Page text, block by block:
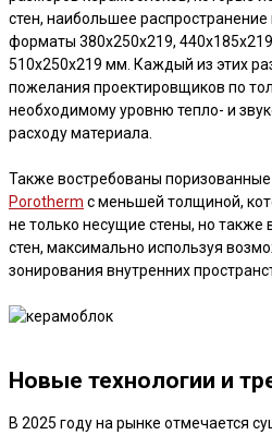
стен, наибольшее распространение
форматы 380х250х219,
510х250х219 мм. Каждый из этих
пожелания проектировщиков по
необходимому уровню тепло- и
расходу материала.
Также востребованы поризованные
Porotherm с меньшей толщиной,
не только несущие стены, но также
стен, максимально используя
зонирования внутренних
Новые технологии и
В 2025 году на рынке отмечается